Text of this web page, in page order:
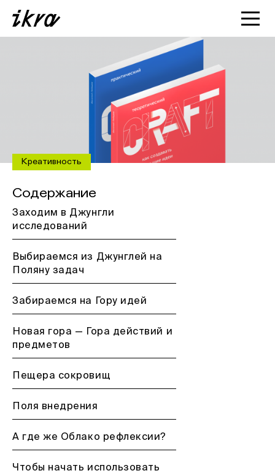
Познакомиться с ИКРОЙ
Статьи
Кейсы
Креативность
Содержание
Заходим в Джунгли
исследований
Выбираемся из Джунглей на
Поляну задач
Забираемся на Гору идей
Новая гора — Гора действий и
предметов
Пещера сокровищ
Поля внедрения
А где же Облако рефлексии?
Чтобы начать использовать